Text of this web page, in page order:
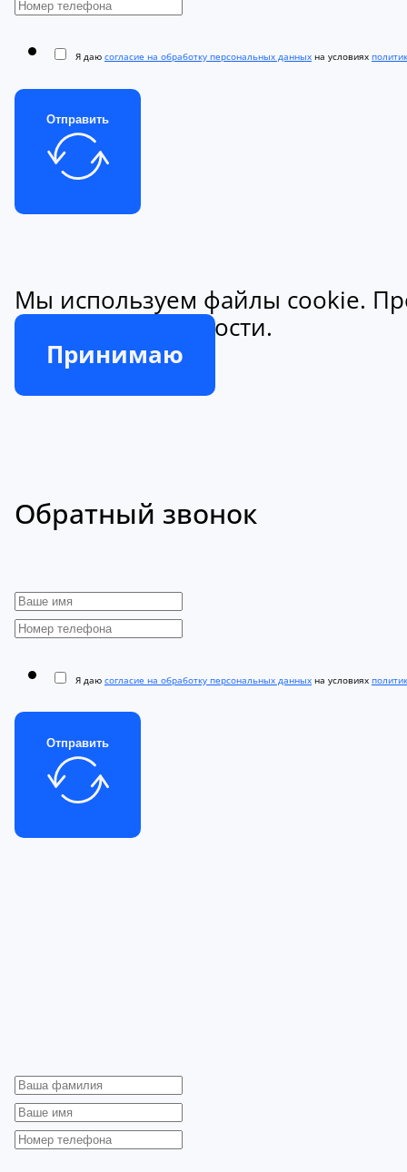
Я даю согласие на обработку персональных данных на условиях
Отправить
Мы используем файлы cookie.
конфиденциальности.
Принимаю
Обратный звонок
Я даю согласие на обработку персональных данных на условиях
Отправить